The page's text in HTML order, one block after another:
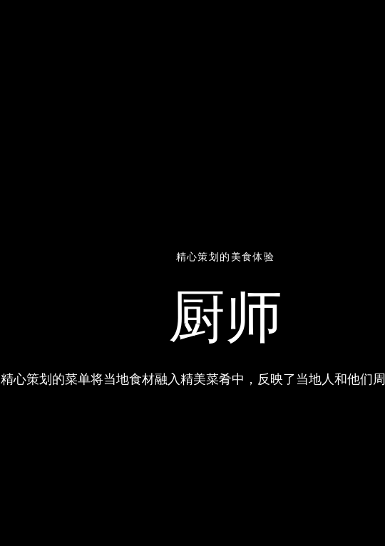
精心策划的美食体验
厨师
精心策划的菜单将当地食材融入精美菜肴中，反映了当地人和他们周